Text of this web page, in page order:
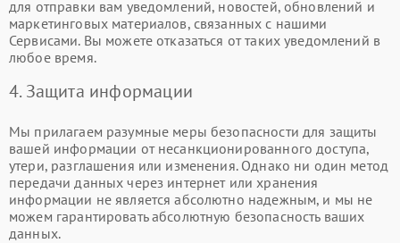
для отправки вам уведомлений, новостей, обновлений и
маркетинговых материалов, связанных с нашими
Сервисами. Вы можете отказаться от таких уведомлений в
любое время.
4. Защита информации
Мы прилагаем разумные меры безопасности для защиты
вашей информации от несанкционированного доступа,
утери, разглашения или изменения. Однако ни один метод
передачи данных через интернет или хранения
информации не является абсолютно надежным, и мы не
можем гарантировать абсолютную безопасность ваших
данных.